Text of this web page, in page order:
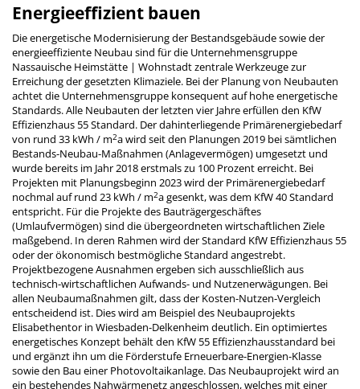
Energieeffizient bauen
Die energetische Modernisierung der Bestandsgebäude sowie der
energieeffiziente Neubau sind für die Unternehmensgruppe
Nassauische Heimstätte | Wohnstadt zentrale Werkzeuge zur
Erreichung der gesetzten Klimaziele. Bei der Planung von Neubauten
achtet die Unternehmensgruppe konsequent auf hohe energetische
Standards. Alle Neubauten der letzten vier Jahre erfüllen den KfW
Effizienzhaus 55 Standard. Der dahinterliegende Primärenergiebedarf
von rund 33 kWh / m2a wird seit den Planungen 2019 bei sämtlichen
Bestands-Neubau-Maßnahmen (Anlagevermögen) umgesetzt und
wurde bereits im Jahr 2018 erstmals zu 100 Prozent erreicht. Bei
Projekten mit Planungsbeginn 2023 wird der Primärenergiebedarf
nochmal auf rund 23 kWh / m2a gesenkt, was dem KfW 40 Standard
entspricht. Für die Projekte des Bauträgergeschäftes
(Umlaufvermögen) sind die übergeordneten wirtschaftlichen Ziele
maßgebend. In deren Rahmen wird der Standard KfW Effizienzhaus 55
oder der ökonomisch bestmögliche Standard angestrebt.
Projektbezogene Ausnahmen ergeben sich ausschließlich aus
technisch-wirtschaftlichen Aufwands- und Nutzenerwägungen. Bei
allen Neubaumaßnahmen gilt, dass der Kosten-Nutzen-Vergleich
entscheidend ist. Dies wird am Beispiel des Neubauprojekts
Elisabethentor in Wiesbaden-Delkenheim deutlich. Ein optimiertes
energetisches Konzept behält den KfW 55 Effizienzhausstandard bei
und ergänzt ihn um die Förderstufe Erneuerbare-Energien-Klasse
sowie den Bau einer Photovoltaikanlage. Das Neubauprojekt wird an
ein bestehendes Nahwärmenetz angeschlossen, welches mit einer